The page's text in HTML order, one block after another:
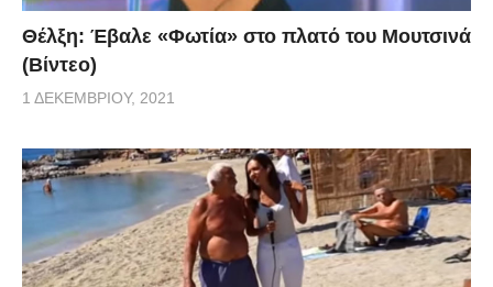
Θέλξη: Έβαλε «Φωτία» στο πλατό του Μουτσινά
(Βίντεο)
1 ΔΕΚΕΜΒΡΊΟΥ, 2021